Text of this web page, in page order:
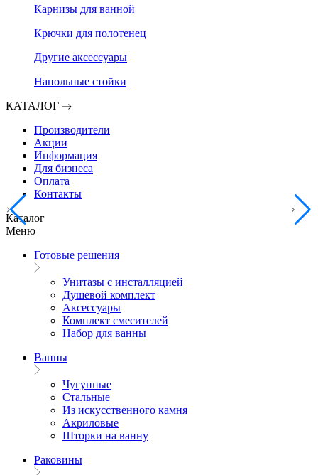
Карнизы для ванной
Крючки для полотенец
Другие аксессуары
Напольные стойки
КАТАЛОГ
Производители
Акции
Информация
Для бизнеса
Оплата
Контакты
Каталог
Меню
Готовые решения
Унитазы с инсталляцией
Душевой комплект
Аксессуары
Комплект смесителей
Набор для ванны
Ванны
Чугунные
Стальные
Из искусственного камня
Акриловые
Шторки на ванну
Раковины